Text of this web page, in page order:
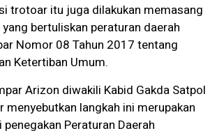
trotoar itu juga dilakukan memasang
bertuliskan peraturan daerah
Nomor 08 Tahun 2017 tentang
Ketertiban Umum.
Arizon diwakili Kabid Gakda Satpol
menyebutkan langkah ini merupakan
Peraturan Daerah